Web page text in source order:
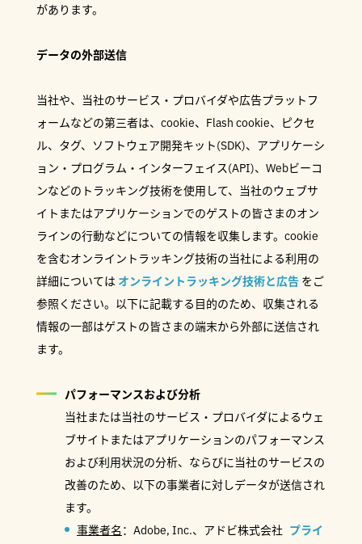
があります。
データの外部送信
当社や、当社のサービス・プロバイダや広告プラットフ
ォームなどの第三者は、cookie、Flash cookie、ピクセ
ル、タグ、ソフトウェア開発キット(SDK)、アプリケーシ
ョン・プログラム・インターフェイス(API)、Webビーコ
ンなどのトラッキング技術を使用して、当社のウェブサ
イトまたはアプリケーションでのゲストの皆さまのオン
ラインの行動などについての情報を収集します。cookie
を含むオンライントラッキング技術の当社による利用の
詳細については オンライントラッキング技術と広告 をご
参照ください。以下に記載する目的のため、収集される
情報の一部はゲストの皆さまの端末から外部に送信され
ます。
パフォーマンスおよび分析
当社または当社のサービス・プロバイダによるウェ
ブサイトまたはアプリケーションのパフォーマンス
および利用状況の分析、ならびに当社のサービスの
改善のため、以下の事業者に対しデータが送信され
ます。
事業者名 ：Adobe, Inc.、アドビ株式会社 プライ